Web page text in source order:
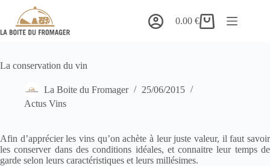
contenu
Panier
0.00€
La conservation du vin
La Boite du Fromager
25/06/2015
Actus Vins
Afin d’apprécier les vins qu’on achète à leur juste valeur, il faut savoir
les conserver dans des conditions idéales, et connaitre leur temps de
garde selon leurs caractéristiques et leurs millésimes.